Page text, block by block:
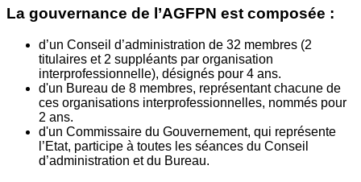
La gouvernance de l’AGFPN est composée :
d’un Conseil d’administration de 32 membres (2
titulaires et 2 suppléants par organisation
interprofessionnelle), désignés pour 4 ans.
d'un Bureau de 8 membres, représentant chacune de
ces organisations interprofessionnelles, nommés pour
2 ans.
d'un Commissaire du Gouvernement, qui représente
l’Etat, participe à toutes les séances du Conseil
d’administration et du Bureau.